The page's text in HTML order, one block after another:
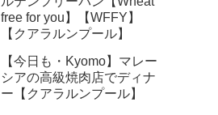
free for you】【WFFY】
【クアラルンプール】
【今日も・Kyomo】マレー
シアの高級焼肉店でディナ
ー【クアラルンプール】